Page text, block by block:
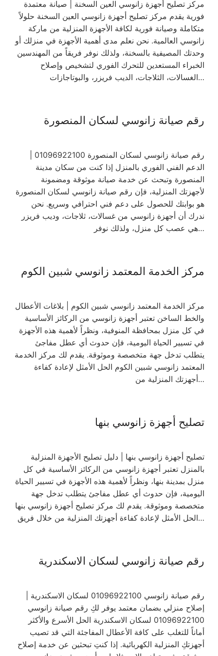
مركز تصليح أجهزة زانوسي العين السخنة | صيانة معتمدة
فورية يقدم مركز تصليح أجهزة زانوسي العين السخنة حلولاً
متكاملة وصيانة فورية لكافة الأجهزة المنزلية من ماركة
زانوسي العالمية. نحن نعلم مدى أهمية الأجهزة في منزلك أو
وحدتك المصيفية بالسخنة، ولذلك نوفر فريقاً من المهندسين
الخبراء المستعدين للتحرك الفوري لتشخيص وإصلاح
الغسالات، الثلاجات، الديب فريزر، والبوتاجازات…
رقم صيانة زانوسي لسكان المنصورة
الدعم الفني الفوري بالمنزل إذا كنت من سكان مدينة
المنصورة وتبحث عن خدمة صيانة موثوقة ومضمونة
لأجهزتك المنزلية، فإن رقم صيانة زانوسي لسكان المنصورة
هو بوابتك للحصول على دعم فني احترافي وسريع. نحن
ندرك أن أجهزة زانوسي من غسالات، ثلاجات، وديب فريزر
هي عصب كل منزل، ولذلك نوفر…
مركز الخدمة المعتمد زانوسي شبين الكوم
مركز الخدمة المعتمد زانوسي شبين الكوم | بلاغات الأعطال
والخط الساخن تعتبر أجهزة زانوسي من الركائز الأساسية
في كل منزل بمحافظة المنوفية، ونظراً لأهمية هذه الأجهزة
في تسيير الحياة اليومية، فإن حدوث أي عطل مفاجئ
يتطلب تدخل جهة متخصصة وموثوقة. يقدم لك مركز الخدمة
المعتمد زانوسي شبين الكوم الحل الأمثل لإعادة كفاءة
أجهزتك المنزلية من…
تصليح أجهزة زانوسي بنها
تصليح أجهزة زانوسي بنها | دليل تصليح الأجهزة المنزلية
بالمنزل تعتبر أجهزة زانوسي من الركائز الأساسية في كل
منزل بمدينة بنها، ونظراً لأهمية هذه الأجهزة في تسيير الحياة
اليومية، فإن حدوث أي عطل مفاجئ يتطلب تدخل جهة
متخصصة وموثوقة. يقدم لك مركز تصليح أجهزة زانوسي بنها
الحل الأمثل لإعادة كفاءة أجهزتك المنزلية من خلال فريق…
رقم صيانة زانوسي لسكان الاسكندرية
رقم صيانة زانوسي 01096922100 لسكان الاسكندرية |
إصلاح منزلي بضمان معتمد يوفر لكِ رقم صيانة زانوسي
01096922100 لسكان الاسكندرية الحل الأسرع والأكثر
أماناً للتغلب على كافة الأعطال المفاجئة التي قد تصيب
أجهزتكِ المنزلية الكهربائية. إذا كنتِ تبحثين عن خدمة إصلاح